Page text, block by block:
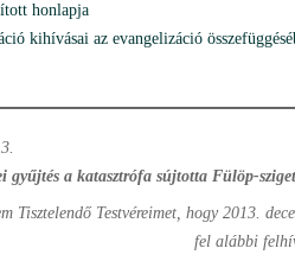
honlapja
kihívásai az evangelizáció
gyűjtés a katasztrófa sújtotta Fülöp-
Tisztelendő Testvéreimet, hogy 2013.
fel alábbi